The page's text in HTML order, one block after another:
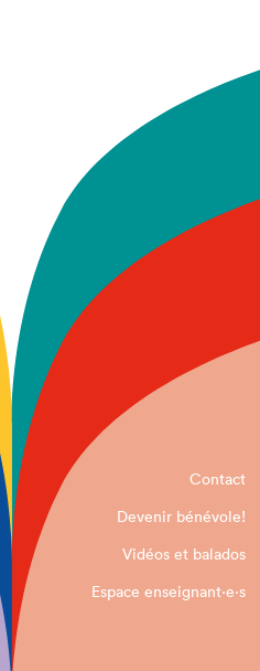
Contact
Devenir bénévole!
Vidéos et balados
Espace enseignant·e⋅s